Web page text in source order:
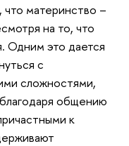
что материнство –
на то, что
Одним это дается
с
сложностями,
общению
к